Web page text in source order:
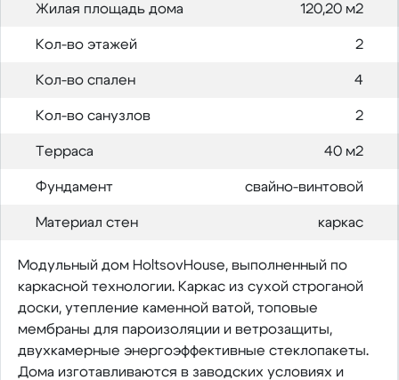
Жилая площадь дома 120,20 м2
Кол-во этажей 2
Кол-во спален 4
Кол-во санузлов 2
Терраса 40 м2
Фундамент свайно-винтовой
Материал стен каркас
Модульный дом HoltsovHouse, выполненный по
каркасной технологии. Каркас из сухой строганой
доски, утепление каменной ватой, топовые
мембраны для пароизоляции и ветрозащиты,
двухкамерные энергоэффективные стеклопакеты.
Дома изготавливаются в заводских условиях и